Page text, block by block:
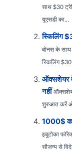
साथ $30
यूएसडी का...
स्किलिंग
बोनस के साथ
स्किलिंग
ऑक्सशेयर
नहीं
शुरुआत करें
1000$
इबुटोका
सौजन्य से